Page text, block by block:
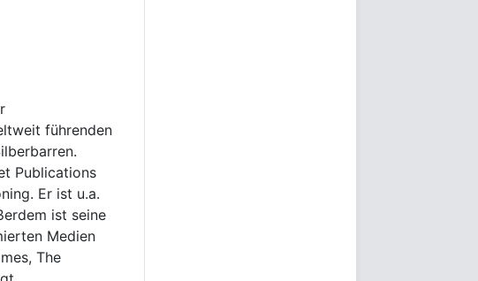
führenden
Publications
Er ist u.a.
ist seine
Medien
The